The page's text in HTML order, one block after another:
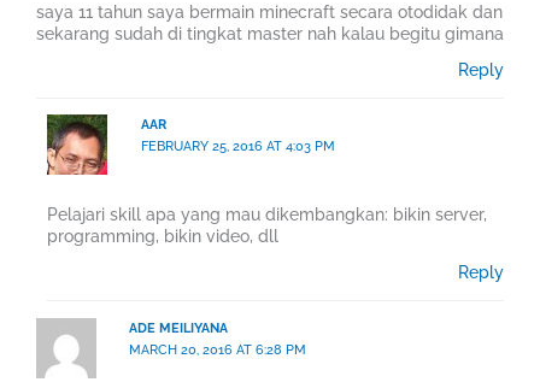
saya 11 tahun saya bermain minecraft secara otodidak dan
sekarang sudah di tingkat master nah kalau begitu gimana
Reply
AAR
FEBRUARY 25, 2016 AT 4:03 PM
Pelajari skill apa yang mau dikembangkan: bikin server,
programming, bikin video, dll
Reply
ADE MEILIYANA
MARCH 20, 2016 AT 6:28 PM